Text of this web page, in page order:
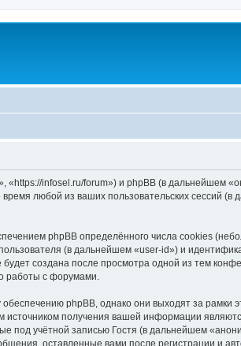
infosel.ru/forum») и phpBB (в дальнейшем
любой из ваших пользовательских сессий (в
phpBB определённого числа cookies
(в дальнейшем «user-id») и
создана после просмотра одной из тем
работы с форумами.
phpBB, однако они выходят за рамки
источником получения вашей информации
под учётной записью Гостя (в дальнейшем
оставленные вами после регистрации и